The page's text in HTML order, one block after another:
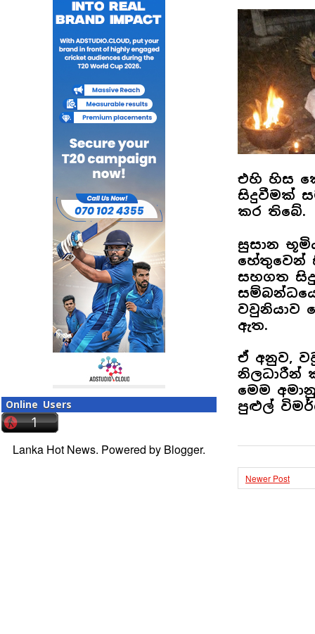
Online Users
Lanka Hot News. Powered by Blogger.
එහි හිස
සිදුවීමක්
කර තිබේ.
සුසාන
හේතුවෙන්
සහගත
වවුනියාව
ඇත.
ඒ අනුව,
නිලධාරීන්
මෙම
පුළුල්
Newer Post